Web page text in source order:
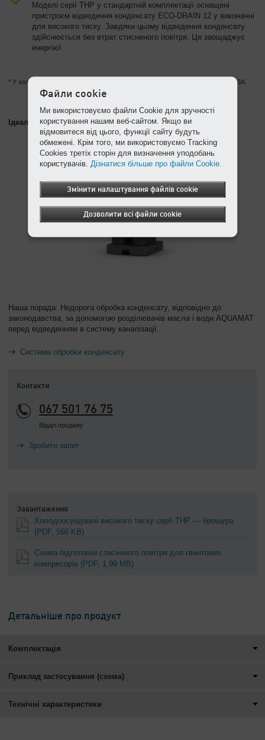
Моделі серії THP у стандартній комплектації оснащені
пристроєм відведення конденсату ECO-DRAIN 12 у виконанні
для високого тиску. Завдяки цьому відведення конденсату
здійснюється без втрат стисненого повітря. Це заощаджує
енергію!
* У холодоосушувачах цієї серії міститься фторований парниковий газ R-513A.
Ідеальне доповнення: розділювач масла і води AQUAMAT
Наша порада: Недорога обробка конденсату, відповідно до
законодавства, за допомогою розділювачів масла і води AQUAMAT
перед відведенням в систему каналізації.
Система обробки конденсату
Контакти
067 501 76 75
Відділ продажу
Зробити запит
Завантаження
Холодоосушувачі високого тиску серії THP — брошура
(PDF, 566 KB)
Схема підготовки стисненого повітря для гвинтових
компресорів (PDF, 1.99 MB)
Детальніше про продукт
Комплектація
Приклад застосування (схема)
Технічні характеристики
Файли cookie
Ми використовуємо файли Cookie для зручності
користування нашим веб-сайтом. Якщо ви
відмовитеся від цього, функції сайту будуть
обмежені. Крім того, ми використовуємо Tracking
Cookies третіх сторін для визначення уподобань
користувачів. Дізнатися більше про файли Cookie.
Змінити налаштування файлів cookie
Дозволити всі файли cookie